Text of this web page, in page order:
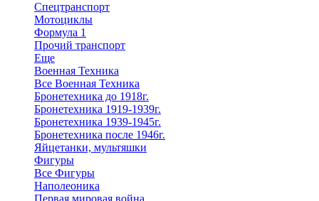
Спецтранспорт
Мотоциклы
Формула 1
Прочий транспорт
Еще
Военная Техника
Все Военная Техника
Бронетехника до 1918г.
Бронетехника 1919-1939г.
Бронетехника 1939-1945г.
Бронетехника после 1946г.
Яйцетанки, мультяшки
Фигуры
Все Фигуры
Наполеоника
Первая мировая война